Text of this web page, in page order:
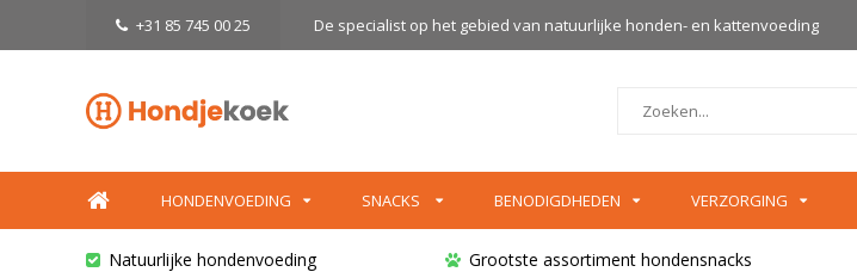
+31 85 745 00 25 De specialist op het gebied van natuurlijke honden- en kattenvoeding
HONDENVOEDING SNACKS BENODIGDHEDEN VERZORGING
Natuurlijke hondenvoeding Grootste assortiment hondensnacks